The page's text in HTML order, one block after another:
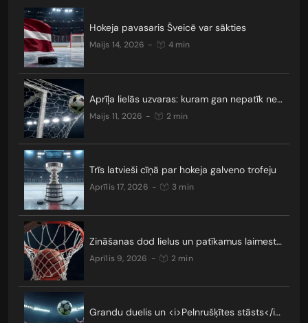
Hokeja pavasaris Šveicē var sākties
maijs 14, 2026 - 4 min
Aprīļa lielās uzvaras: kuram gan nepatīk neizšķirti?
maijs 11, 2026 - 2 min
Trīs latvieši cīņā par hokeja galveno trofeju
aprīlis 17, 2026 - 3 min
Zināšanas dod lielus un patīkamus laimestus
aprīlis 9, 2026 - 2 min
Grandu duelis un <i>Pelnrušķītes stāsts</i>: kādus pārsteigumus nesīs Čempionu līgas TOP 16?